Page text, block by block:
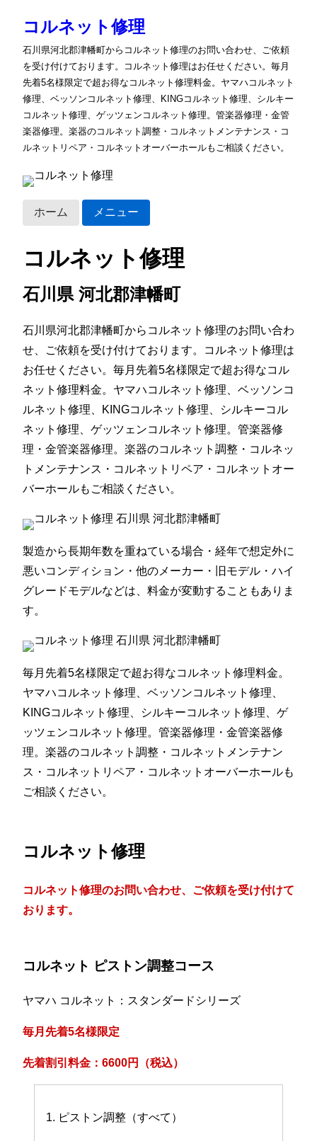
コルネット修理
石川県河北郡津幡町からコルネット修理のお問い合わせ、ご依頼
を受け付けております。コルネット修理はお任せください。毎月
先着5名様限定で超お得なコルネット修理料金。ヤマハコルネット
修理、ベッソンコルネット修理、KINGコルネット修理、シルキー
コルネット修理、ゲッツェンコルネット修理。管楽器修理・金管
楽器修理。楽器のコルネット調整・コルネットメンテナンス・コ
ルネットリペア・コルネットオーバーホールもご相談ください。
ホーム メニュー
コルネット修理
石川県 河北郡津幡町
石川県河北郡津幡町からコルネット修理のお問い合わ
せ、ご依頼を受け付けております。コルネット修理は
お任せください。毎月先着5名様限定で超お得なコル
ネット修理料金。ヤマハコルネット修理、ベッソンコ
ルネット修理、KINGコルネット修理、シルキーコル
ネット修理、ゲッツェンコルネット修理。管楽器修
理・金管楽器修理。楽器のコルネット調整・コルネッ
トメンテナンス・コルネットリペア・コルネットオー
バーホールもご相談ください。
製造から長期年数を重ねている場合・経年で想定外に
悪いコンディション・他のメーカー・旧モデル・ハイ
グレードモデルなどは、料金が変動することもありま
す。
毎月先着5名様限定で超お得なコルネット修理料金。
ヤマハコルネット修理、ベッソンコルネット修理、
KINGコルネット修理、シルキーコルネット修理、ゲ
ッツェンコルネット修理。管楽器修理・金管楽器修
理。楽器のコルネット調整・コルネットメンテナン
ス・コルネットリペア・コルネットオーバーホールも
ご相談ください。
コルネット修理
コルネット修理のお問い合わせ、ご依頼を受け付けて
おります。
コルネット ピストン調整コース
ヤマハ コルネット：スタンダードシリーズ
毎月先着5名様限定
先着割引料金：6600円（税込）
1. ピストン調整（すべて）